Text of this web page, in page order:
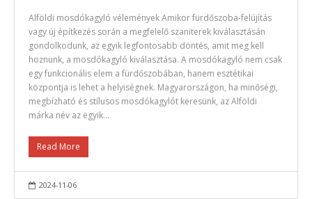
Alföldi mosdókagyló vélemények Amikor fürdőszoba-felújítás
vagy új építkezés során a megfelelő szaniterek kiválasztásán
gondolkodunk, az egyik legfontosabb döntés, amit meg kell
hoznunk, a mosdókagyló kiválasztása. A mosdókagyló nem csak
egy funkcionális elem a fürdőszobában, hanem esztétikai
központja is lehet a helyiségnek. Magyarországon, ha minőségi,
megbízható és stílusos mosdókagylót keresünk, az Alföldi
márka név az egyik…
Read More
2024-11-06